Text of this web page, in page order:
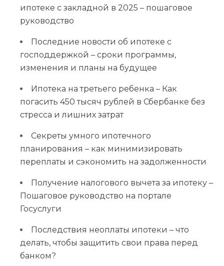
ипотеке с закладной в 2025 – пошаговое
руководство
Последние новости об ипотеке с
господдержкой – сроки программы,
изменения и планы на будущее
Ипотека на третьего ребенка – Как
погасить 450 тысяч рублей в Сбербанке без
стресса и лишних затрат
Секреты умного ипотечного
планирования – как минимизировать
переплаты и сэкономить на задолженности
Получение налогового вычета за ипотеку –
Пошаговое руководство на портале
Госуслуги
Последствия неоплаты ипотеки – что
делать, чтобы защитить свои права перед
банком?